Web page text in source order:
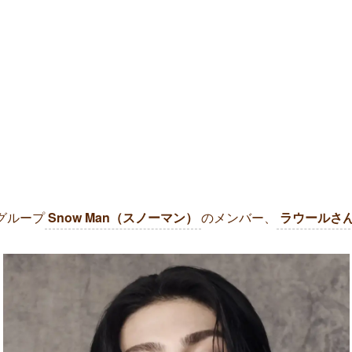
ループSnow Man（スノーマン） のメンバー、 ラウールさ